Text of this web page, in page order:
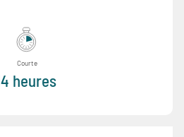
Courte
heures